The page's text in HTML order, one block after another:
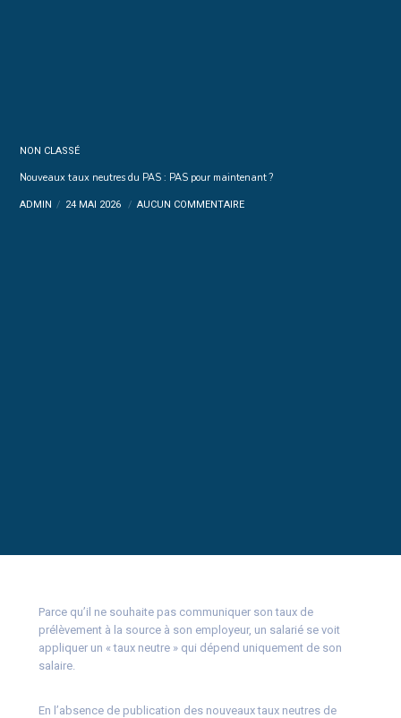
NON CLASSÉ
Nouveaux taux neutres du PAS : PAS pour maintenant ?
ADMIN 24 MAI 2026 AUCUN COMMENTAIRE
Parce qu’il ne souhaite pas communiquer son taux de
prélèvement à la source à son employeur, un salarié se voit
appliquer un « taux neutre » qui dépend uniquement de son
salaire.
En l’absence de publication des nouveaux taux neutres de